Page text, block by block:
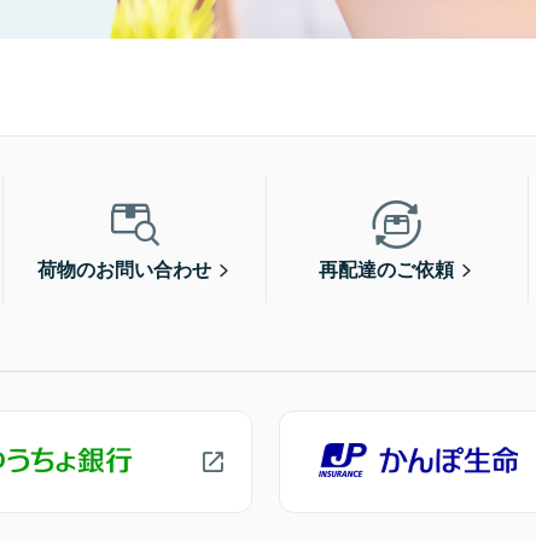
荷物のお問い合わせ 再配達のご依頼